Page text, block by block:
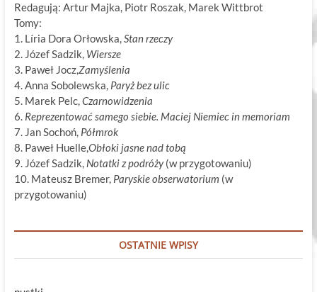
Redagują: Artur Majka, Piotr Roszak, Marek Wittbrot
Tomy:
1. Líria Dora Orłowska,Stan rzeczy
2. Józef Sadzik, Wiersze
3. Paweł Jocz,Zamyślenia
4. Anna Sobolewska, Paryż bez ulic
5. Marek Pelc,Czarnowidzenia
6. Reprezentować samego siebie. Maciej Niemiec in memoriam
7. Jan Sochoń, Półmrok
8. Paweł Huelle,Obłoki jasne nad tobą
9. Józef Sadzik, Notatki z podróży(w przygotowaniu)
10. Mateusz Bremer, Paryskie obserwatorium (w
przygotowaniu)
OSTATNIE WPISY